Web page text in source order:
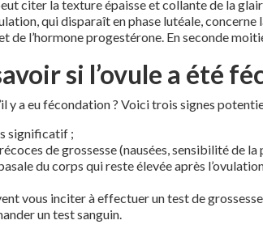
citer la texture épaisse et collante de la
qui disparaît en phase lutéale,
de l’hormone progestérone. En seconde
si l’ovule a été
y a eu fécondation ? Voici trois signes
significatif ;
de grossesse (nausées, sensibilité de
du corps qui reste élevée après
vous inciter à effectuer un test de
un test sanguin.